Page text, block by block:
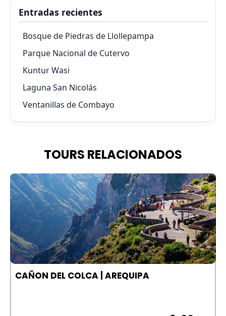
Entradas recientes
Bosque de Piedras de Llollepampa
Parque Nacional de Cutervo
Kuntur Wasi
Laguna San Nicolás
Ventanillas de Combayo
TOURS RELACIONADOS
CAÑON DEL COLCA | AREQUIPA